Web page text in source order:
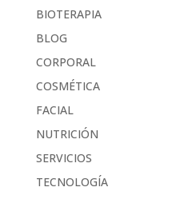
BIOTERAPIA
BLOG
CORPORAL
COSMÉTICA
FACIAL
NUTRICIÓN
SERVICIOS
TECNOLOGÍA